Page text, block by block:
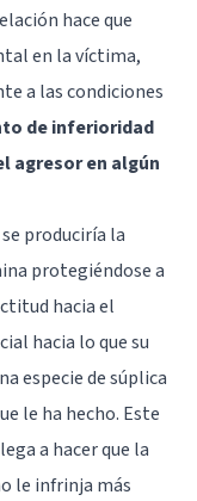
hace que
en la víctima,
a las condiciones
de inferioridad
agresor en algún
produciría la
protegiéndose a
hacia el
hacia lo que su
especie de súplica
le ha hecho. Este
a hacer que la
le infrinja más